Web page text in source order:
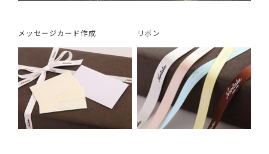
メッセージカード作成 リボン